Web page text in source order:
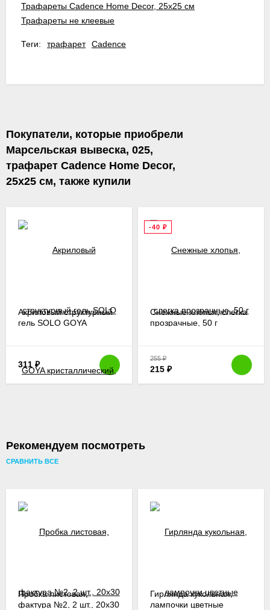
Трафареты Cadence Home Decor, 25х25 см
Трафареты не клеевые
Теги: трафарет Cadence
Покупатели, которые приобрели
Марсельская вывеска, 025,
трафарет Cadence Home Decor,
25х25 см, также купили
Акриловый структурный
гель SOLO GOYA
311 ₽
-40 ₽
Снежные хлопья, слегка
прозрачные, 50 г
255₽
215 ₽
Рекомендуем посмотреть
СРАВНИТЬ ВСЕ
Пробка листовая,
фактура №2, 2 шт., 20х30
Гирлянда кукольная,
лампочки цветные